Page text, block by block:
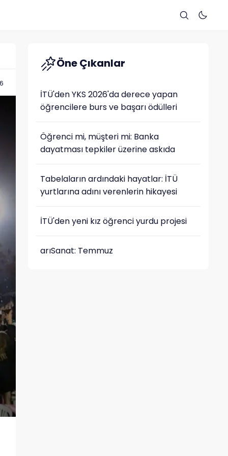
Öne Çıkanlar
İTÜ'den YKS 2026'da derece yapan
öğrencilere burs ve başarı ödülleri
Öğrenci mi, müşteri mi: Banka
dayatması tepkiler üzerine askıda
Tabelaların ardındaki hayatlar: İTÜ
yurtlarına adını verenlerin hikayesi
İTÜ'den yeni kız öğrenci yurdu projesi
arıSanat: Temmuz